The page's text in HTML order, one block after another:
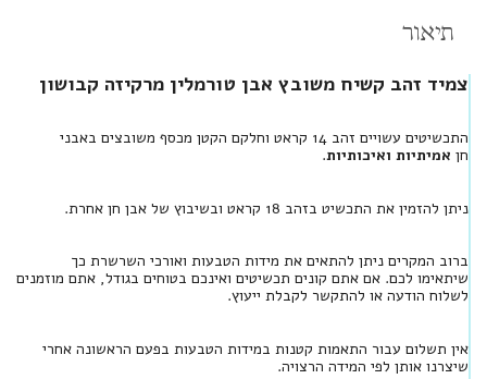
תיאור
צמיד זהב קשיח משובץ אבן טורמלין מרקיזה קבושון
התכשיטים עשויים זהב 14 קראט וחלקם הקטן מכסף משובצים באבני
חן אמיתיות ואיכותיות.
ניתן להזמין את התכשיט בזהב 18 קראט ובשיבוץ של אבן חן אחרת.
ברוב המקרים ניתן להתאים את מידות הטבעות ואורכי השרשרת כך
שיתאימו לכם. אם אתם קונים תכשיטים ואינכם בטוחים בגודל, אתם מוזמנים
לשלוח הודעה או להתקשר לקבלת ייעוץ.
אין תשלום עבור התאמות קטנות במידות הטבעות בפעם הראשונה אחרי
שיצרנו אותן לפי המידה הרצויה.